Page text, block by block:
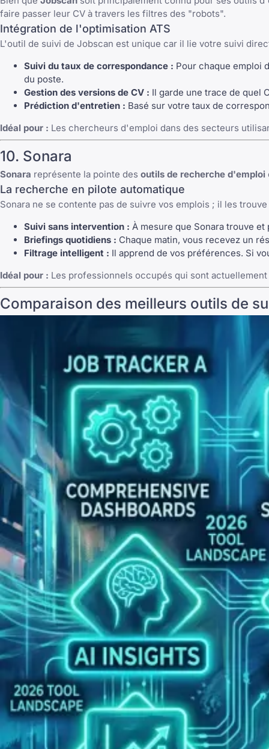
faire passer leur CV à travers les filtres des "robots".
Intégration de l'optimisation ATS
L'outil de suivi de Jobscan est unique car il lie votre suivi
Suivi du taux de correspondance : Pour chaque emploi
du poste.
Gestion des versions de CV : Il garde une trace de quel
Prédiction d'entretien : Basé sur votre taux de
Idéal pour : Les chercheurs d'emploi dans des secteurs
10. Sonara
Sonara représente la pointe des outils de recherche d'emploi
La recherche en pilote automatique
Sonara ne se contente pas de suivre vos emplois ; il les
Suivi sans intervention : À mesure que Sonara trouve
Briefings quotidiens : Chaque matin, vous recevez un
Filtrage intelligent : Il apprend de vos préférences. Si
Idéal pour : Les professionnels occupés qui sont
Comparaison des meilleurs outils de